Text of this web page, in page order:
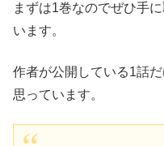
まずは1巻なのでぜひ手
います。
作者が公開している1話
思っています。